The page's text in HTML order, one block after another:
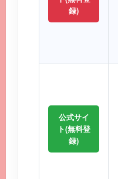
録)
公式サイ
ト(無料登
録)